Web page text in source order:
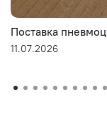
Поставка
11.07.2026